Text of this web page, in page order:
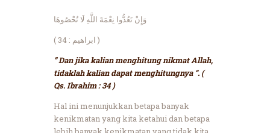
وَإِنْ تَعُدُّوا نِعْمَةَ اللَّهِ لَا تُحْصُوهَا
( ابراهيم : 34 )
” Dan jika kalian menghitung nikmat Allah,
tidaklah kalian dapat menghitungnya “. (
Qs. Ibrahim : 34 )
Hal ini menunjukkan betapa banyak
kenikmatan yang kita ketahui dan betapa